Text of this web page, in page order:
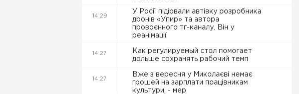
14:29
У Росії підірвали автівку розробника
дронів «Упир» та автора
провоєнного тг-каналу. Він у
реанімації
14:27
Как регулируемый стол помогает
дольше сохранять рабочий темп
14:27
Вже з вересня у Миколаєві немає
грошей на зарплати працівникам
культури, - мер